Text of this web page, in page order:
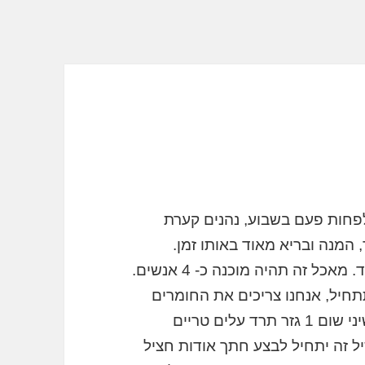
פעם בשבוע, נהנים קערת
המנה ובריא מאוד באותו זמן.
מסוימים באפשרותך לחפש מאכל דומה מאוד. מאכל זה תהיה מוכנה כ- 4 אנשים.
אנחנו צריכים את החומרים
הבאים: 2 חצילים (, גדולים מאוד) 1 בצל 2 שיני שום 1 גזר תרד עלים טריים
זה יתחיל לבצע חתך אודות חציל